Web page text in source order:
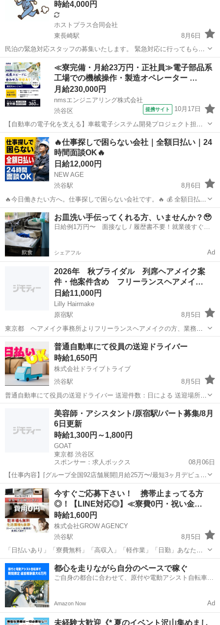
時給4,000円
ホストプラス合同会社
東長崎駅
8月6日
民泊の緊急対応スタッフの募集いたします。 緊急対応に行ってもらう
ことは少ないのですが、 対応できないものについては別途手配しま
す。 ☆業務委託費（税込） ・業務委託祝い金 40,000円 ・1時間あた
り 4...
東京 渋谷区 東長崎駅 その他 スタッフ
≪寮完備・月給23万円・正社員≫電子部品系
工場での機械操作・製造オペレーター …
月給230,000円
nmsエンジニアリング株式会社
渋谷区
提携サイト 10月17日
【自動車の電子化を支える】車載電子システム開発プロジェクト担
当！昇給年1回 車載電子システム開発エンジニア ・現代の車に欠かせ
ない電子システム開発プロジェクトに参加 ・カーナビ、カメラ、セン
サー、自動運転システムなどが対象...
東京 渋谷区 その他
🔥仕事探しで困らない会社｜全額日払い｜24
時間面談OK🔥
日給12,000円
NEW AGE
渋谷駅
8月6日
🔥今日働きたい方へ。仕事探しで困らない会社です。🔥 💰 全額日払い
対応 📅 単発スポット・長期案件多数 📞 24時間いつでも電話面談OK
履歴書・来社不要で、ご自宅からご応募いただけます。 「今日だけ働
きたい。」 ...
東京 渋谷区 渋谷駅 軽作業 スポット
お皿洗い手伝ってくれる方、いませんか？🥹
日給例1万円〜 面接なし / 履歴書不要！就業後すぐに
シェアフル Ad
2026年 秋ブライダル 列席ヘアメイク案
件・他案件含め フリーランスヘアメイ…
日給11,000円
Lilly Hairmake
原宿駅
8月5日
東京都 ヘアメイク事務所よりフリーランスヘアメイクの方、業務委
託募集です。 【募集案件により勤務地が異なる為、勤務地は本社所在
地をご案内しております】 勤務 2026年 10-12月 土日祝（指定
日）募集 ※初回～...
渋谷区 原宿駅 美容師
普通自動車にて役員の送迎ドライバー
時給1,650円
株式会社ドライブトライブ
渋谷駅
8月5日
普通自動車にて役員の送迎ドライバー 送迎件数：日による 送迎場所：
会食先・買い物先・打合せ先(23区内) 年齢層 ：20～40歳くらいまで
の方が活躍中 勤務時間：11:00～15:00/18:00～22:00 ※日に...
渋谷駅 ドライバー 給料
美容師・アシスタント/原宿駅/パート募集/8月
6日更新
時給1,300円～1,800円
GOAT
東京都 渋谷区
スポンサー：求人ボックス
08月06日
【仕事内容】[グループ全国92店舗展開]月給25万〜/最短3ヶ月デビュ
ー/あんしんサポート <募集職種> 美容師 <仕事内容> アシスタント ・
サロン業務全般 選べる働き方 ・正社員/パート ライフスタイルに合わ
せた働き方を 雑誌...
アルバイト・パート
今すぐご応募下さい！ 携帯止まってる方
◎！【LINE対応◎】≪寮費0円・祝い金…
時給1,600円
株式会社GROW AGENCY
渋谷駅
8月5日
「日払いあり」「寮費無料」「高収入」「軽作業」「日勤」あなたに
合ったベストなお仕事ご紹介します★ ≪こんな方にオススメのお仕事
です≫ ●現在ネカフェでこの記事を見ている ●そろそろ仕事しないと
本気でやばい ●...
東京 渋谷区 渋谷駅 工場 ネカフェ
都心を走りながら自分のペースで稼ぐ
ご自身の都合に合わせて、原付や電動アシスト自転車で
Amazon Now Ad
未経験大歓迎《* 夏のイベント沢山集めまし